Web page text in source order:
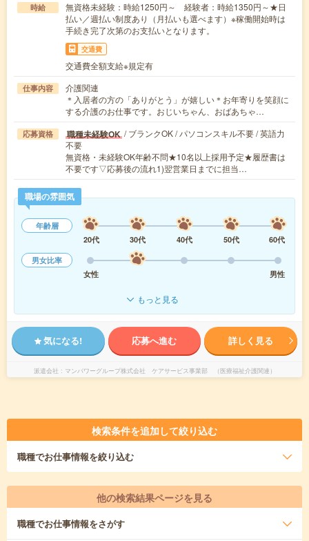
時給
無資格未経験：時給1250円～ 経験者：時給1350円～★日
払い／週払い制度あり（月払いも選べます）※稼働開始時は
手続き完了次第のお支払いとなります。
交通費
交通費全額支給※規定有
仕事内容
介護関連
＊入居者の方の「ありがとう」が嬉しい＊お年寄りを笑顔に
する介護のお仕事です。おじいちゃん、おばあちゃ…
応募資格 職種未経験OK / ブランクOK / パソコンスキル不要 / 英語力
不要
無資格・未経験OK年齢不問★10名以上採用予定★履歴書は
不要です▽応募後の流れ1)翌営業日までに担当…
職場の雰囲気
年齢層
20代
30代 40代 50代
60代
男女比率
女性
男性
もっと見る
気になる! 応募へ進む 詳しく見る
派遣会社 マンパワーグループ株式会社 ケアサービス事業部 （医療福祉介護関連）
検索条件を追加して絞り込む
職種でお仕事情報を絞り込む
他の検索結果ページを見る
職種でお仕事情報をさがす